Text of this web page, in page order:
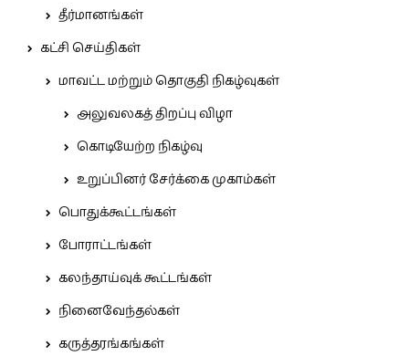
தீர்மானங்கள்
கட்சி செய்திகள்
மாவட்ட மற்றும் தொகுதி நிகழ்வுகள்
அலுவலகத் திறப்பு விழா
கொடியேற்ற நிகழ்வு
உறுப்பினர் சேர்க்கை முகாம்கள்
பொதுக்கூட்டங்கள்
போராட்டங்கள்
கலந்தாய்வுக் கூட்டங்கள்
நினைவேந்தல்கள்
கருத்தரங்கங்கள்